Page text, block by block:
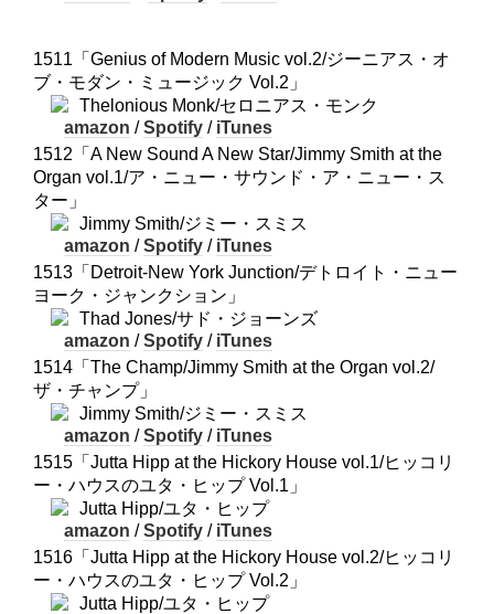
1511「Genius of Modern Music vol.2/ジーニアス・オ
ブ・モダン・ミュージック Vol.2」
Thelonious Monk/セロニアス・モンク
amazon /Spotify / iTunes
1512「A New Sound A New Star/Jimmy Smith at the
Organ vol.1/ア・ニュー・サウンド・ア・ニュー・ス
ター」
Jimmy Smith/ジミー・スミス
amazon /Spotify / iTunes
1513「Detroit-New York Junction/デトロイト・ニュー
ヨーク・ジャンクション」
Thad Jones/サド・ジョーンズ
amazon /Spotify / iTunes
1514「The Champ/Jimmy Smith at the Organ vol.2/
ザ・チャンプ」
Jimmy Smith/ジミー・スミス
amazon /Spotify / iTunes
1515「Jutta Hipp at the Hickory House vol.1/ヒッコリ
ー・ハウスのユタ・ヒップ Vol.1」
Jutta Hipp/ユタ・ヒップ
amazon /Spotify / iTunes
1516「Jutta Hipp at the Hickory House vol.2/ヒッコリ
ー・ハウスのユタ・ヒップ Vol.2」
Jutta Hipp/ユタ・ヒップ